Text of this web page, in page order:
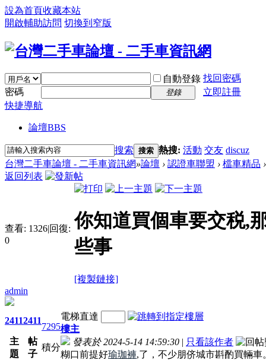
設為首頁收藏本站
開啟輔助訪問 切換到窄版
自動登錄 找回密碼
密碼
登錄
立即註冊
快捷導航
論壇BBS
搜索 搜索 熱搜: 活動 交友 discuz
台灣二手車論壇 - 二手車資訊網»論壇 › 認證車聯盟 › 檔車精品 ›
返回列表
查看: 1326|回復:
0
你知道買個車要交税,
些事
[複製鏈接]
admin
2411
主
題
2411
帖
子
7295
積分
電梯直達
樓主
發表於 2024-5-14 14:59:30 | 只看該作者
糊口前提好瑜珈褲,了，不少朋侪城市斟酌買輛